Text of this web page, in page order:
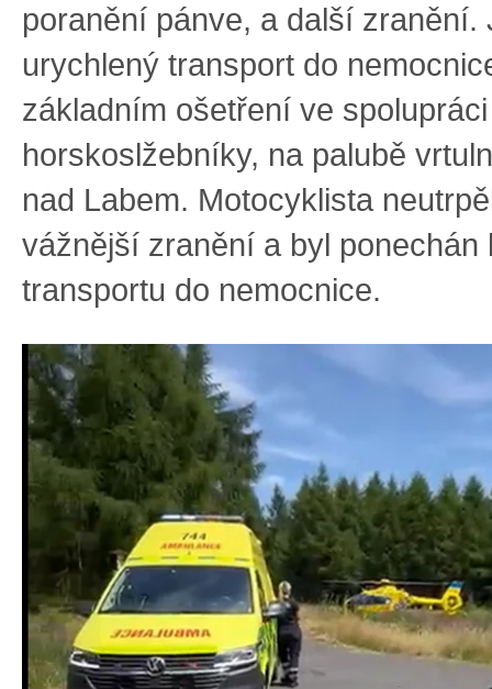
poranění pánve, a další zranění.
urychlený transport do
základním ošetření ve
horskoslžebníky, na palubě
nad Labem. Motocyklista
vážnější zranění a byl ponechán
transportu do nemocnice.